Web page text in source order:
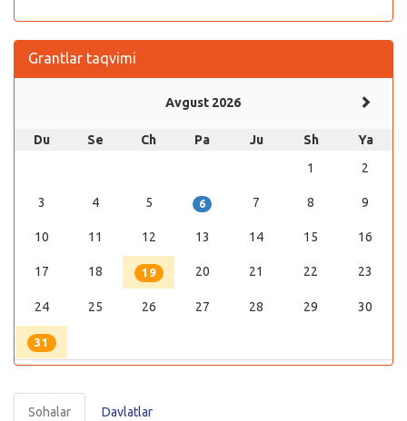
Grantlar taqvimi
Avgust 2026
Du Se Ch Pa Ju Sh
Ya
1
2
3 4 5 6 7 8 9
10 11 12 13 14 15 16
17 18 19 20 21 22 23
24 25 26 27 28 29 30
31
Sohalar Davlatlar